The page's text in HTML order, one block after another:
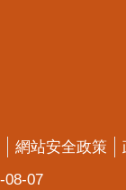
網站安全政策
08-07